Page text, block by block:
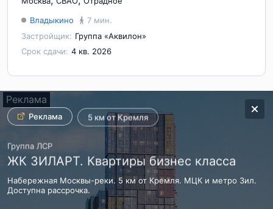
Владыкино
7 мин.
Застройщик: Группа «Аквилон»
Срок сдачи: 4 кв. 2026
Реклама
Реклама Финальная очередь.
ДОНСТРОЙ
СИМВОЛ Квартал у центра Москвы
До 30 августа – выгодные условия покупки.
Реклама
Реклама от 28 м2- от 23.6 млн Руб.
Донстрой
ОСТРОВ. КВАРТАЛ-КУРОРТ
До 30 августа - выгодные условия покупки! Ограниченный пул
квартир на западе Москвы, у парка и реки
Реклама
Реклама 5 км от Кремля
Группа ЛСР
ЖК ЗИЛАРТ. Квартиры бизнес класса
Набережная Москвы-реки. 5 км от Кремля. МЦК и метро Зил.
Доступна рассрочка.
Реклама